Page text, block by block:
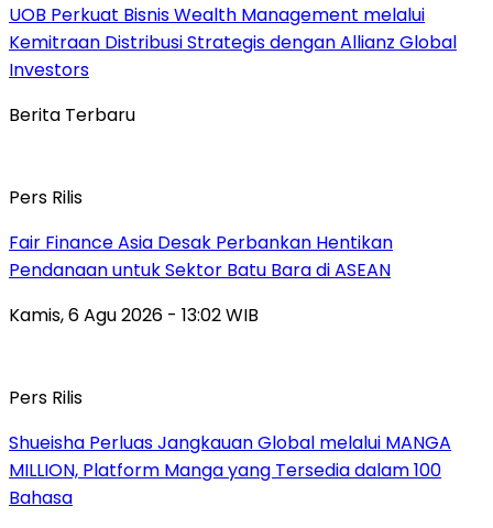
UOB Perkuat Bisnis Wealth Management melalui
Kemitraan Distribusi Strategis dengan Allianz Global
Investors
Berita Terbaru
Pers Rilis
Fair Finance Asia Desak Perbankan Hentikan
Pendanaan untuk Sektor Batu Bara di ASEAN
Kamis, 6 Agu 2026 - 13:02 WIB
Pers Rilis
Shueisha Perluas Jangkauan Global melalui MANGA
MILLION, Platform Manga yang Tersedia dalam 100
Bahasa